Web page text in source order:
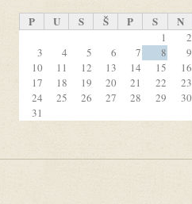
P U S Š P S N
1
2
3
4 5 6 7 8
9
10
11 12 13 14 15
16
17
18 19 20 21 22
23
24
25 26 27 28 29
30
31